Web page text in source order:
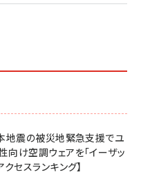
ロが教える note×AI 最強の
9割
07/01号 No.2501[魅せる
06/24号 No.2500増刊
07/08号 No.2502[2026
運命／山田涼介]
業価値向上力の秘密
地震の被災地緊急支援でユ
け空調ウェアを「イーザッ
セスランキング】